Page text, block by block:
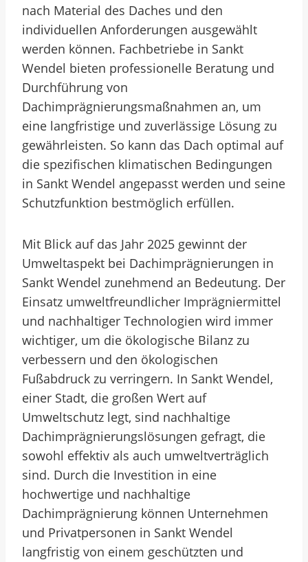
nach Material des Daches und den
individuellen Anforderungen ausgewählt
werden können. Fachbetriebe in Sankt
Wendel bieten professionelle Beratung und
Durchführung von
Dachimprägnierungsmaßnahmen an, um
eine langfristige und zuverlässige Lösung zu
gewährleisten. So kann das Dach optimal auf
die spezifischen klimatischen Bedingungen
in Sankt Wendel angepasst werden und seine
Schutzfunktion bestmöglich erfüllen.
Mit Blick auf das Jahr 2025 gewinnt der
Umweltaspekt bei Dachimprägnierungen in
Sankt Wendel zunehmend an Bedeutung. Der
Einsatz umweltfreundlicher Imprägniermittel
und nachhaltiger Technologien wird immer
wichtiger, um die ökologische Bilanz zu
verbessern und den ökologischen
Fußabdruck zu verringern. In Sankt Wendel,
einer Stadt, die großen Wert auf
Umweltschutz legt, sind nachhaltige
Dachimprägnierungslösungen gefragt, die
sowohl effektiv als auch umweltverträglich
sind. Durch die Investition in eine
hochwertige und nachhaltige
Dachimprägnierung können Unternehmen
und Privatpersonen in Sankt Wendel
langfristig von einem geschützten und